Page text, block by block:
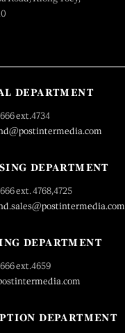
DEPARTMENT
ext.4734
DEPARTMENT
ext. 4768,4725
DEPARTMENT
ext.4659
DEPARTMENT